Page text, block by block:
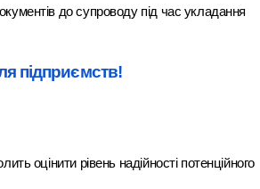
до супроводу під час укладання
підприємств!
оцінити рівень надійності потенційного